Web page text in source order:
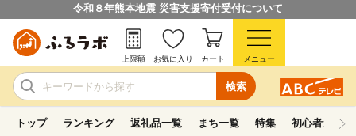
令和８年熊本地震 災害支援寄付受付について
検索
上限額 お気に入り カート メニュー
トップ ランキング 返礼品一覧 まち一覧 特集 初心者ガイド